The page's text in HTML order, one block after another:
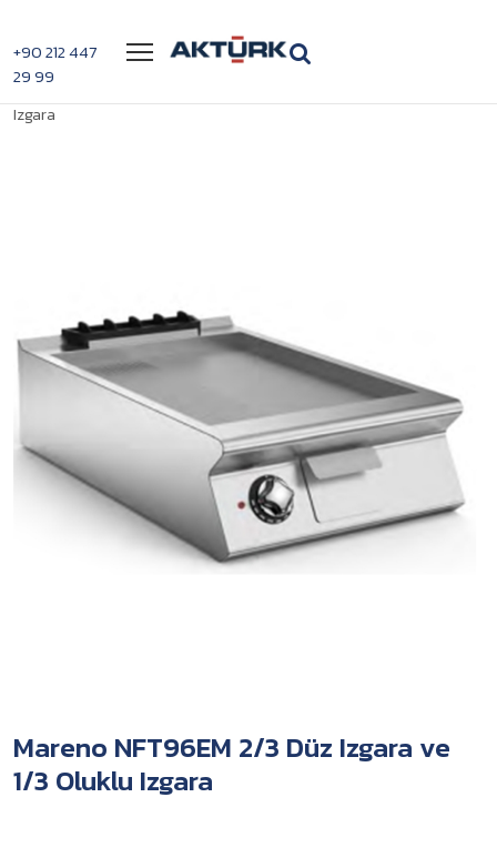
+90 212 447
29 99
Menü
Izgara
Mareno NFT96EM 2/3 Düz Izgara ve
1/3 Oluklu Izgara